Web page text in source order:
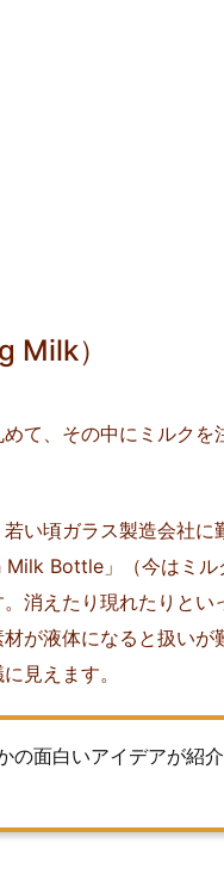
Milk）
て、その中にミルクを
い頃ガラス製造会社
Bottle」（今はミ
消えたり現れたりとい
が液体になると扱い
見えます。
の面白いアイデアが紹